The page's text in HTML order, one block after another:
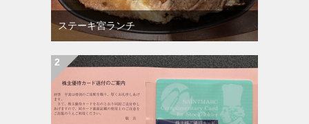
ステーキ宮ランチ